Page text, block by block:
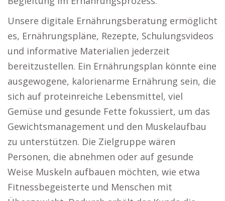
Unsere digitale Ernährungsberatung ermöglicht
es, Ernährungspläne, Rezepte, Schulungsvideos
und informative Materialien jederzeit
bereitzustellen. Ein Ernährungsplan könnte eine
ausgewogene, kalorienarme Ernährung sein, die
sich auf proteinreiche Lebensmittel, viel
Gemüse und gesunde Fette fokussiert, um das
Gewichtsmanagement und den Muskelaufbau
zu unterstützen. Die Zielgruppe wären
Personen, die abnehmen oder auf gesunde
Weise Muskeln aufbauen möchten, wie etwa
Fitnessbegeisterte und Menschen mit